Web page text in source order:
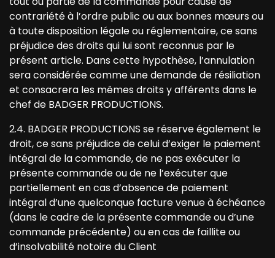
contrariété à l’ordre public ou aux bonnes mœurs ou
à toute disposition légale ou réglementaire, ce sans
préjudice des droits qui lui sont reconnus par le
présent article. Dans cette hypothèse, l’annulation
sera considérée comme une demande de résiliation
et consacrera les mêmes droits y afférents dans le
chef de BADGER PRODUCTIONS.
2.4. BADGER PRODUCTIONS se réserve également le
droit, ce sans préjudice de celui d’exiger le paiement
intégral de la commande, de ne pas exécuter la
présente commande ou de ne l’exécuter que
partiellement en cas d’absence de paiement
intégral d’une quelconque facture venue à échéance
(dans le cadre de la présente commande ou d’une
commande précédente) ou en cas de faillite ou
d’insolvabilité notoire du Client